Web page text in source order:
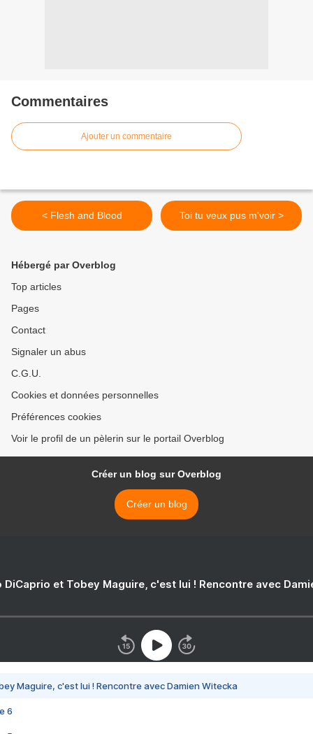
Commentaires
Ajouter un commentaire
< Flesh and Blood Toi tu veux pus m'voir >
Hébergé par Overblog
Top articles
Pages
Contact
Signaler un abus
C.G.U.
Cookies et données personnelles
Préférences cookies
Voir le profil de un pèlerin sur le portail Overblog
Créer un blog sur Overblog
Créer un blog
DiCaprio et Tobey Maguire, c'est lui ! Rencontre avec
Maguire, c'est lui ! Rencontre avec Damien Witecka
6